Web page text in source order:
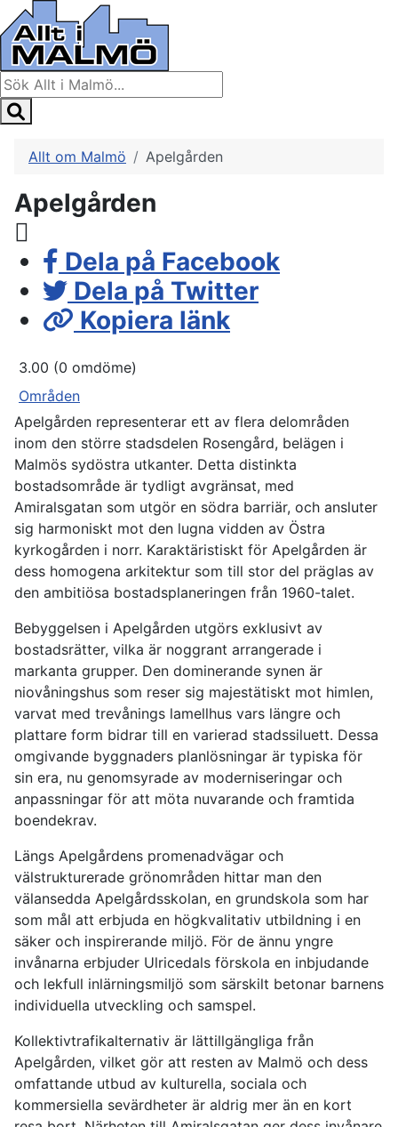
Allt om Malmö Apelgården
Apelgården
Dela på Facebook
Dela på Twitter
Kopiera länk
3.00 (0 omdöme)
Områden
Apelgården representerar ett av flera delområden
inom den större stadsdelen Rosengård, belägen i
Malmös sydöstra utkanter. Detta distinkta
bostadsområde är tydligt avgränsat, med
Amiralsgatan som utgör en södra barriär, och ansluter
sig harmoniskt mot den lugna vidden av Östra
kyrkogården i norr. Karaktäristiskt för Apelgården är
dess homogena arkitektur som till stor del präglas av
den ambitiösa bostadsplaneringen från 1960-talet.
Bebyggelsen i Apelgården utgörs exklusivt av
bostadsrätter, vilka är noggrant arrangerade i
markanta grupper. Den dominerande synen är
niovåningshus som reser sig majestätiskt mot himlen,
varvat med trevånings lamellhus vars längre och
plattare form bidrar till en varierad stadssiluett. Dessa
omgivande byggnaders planlösningar är typiska för
sin era, nu genomsyrade av moderniseringar och
anpassningar för att möta nuvarande och framtida
boendekrav.
Längs Apelgårdens promenadvägar och
välstrukturerade grönområden hittar man den
välansedda Apelgårdsskolan, en grundskola som har
som mål att erbjuda en högkvalitativ utbildning i en
säker och inspirerande miljö. För de ännu yngre
invånarna erbjuder Ulricedals förskola en inbjudande
och lekfull inlärningsmiljö som särskilt betonar barnens
individuella utveckling och samspel.
Kollektivtrafikalternativ är lättillgängliga från
Apelgården, vilket gör att resten av Malmö och dess
omfattande utbud av kulturella, sociala och
kommersiella sevärdheter är aldrig mer än en kort